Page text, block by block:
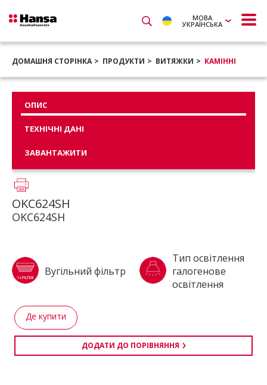
МОВА
УКРАЇНСЬКА
ДОМАШНЯ СТОРІНКА ПРОДУКТИ ВИТЯЖКИ КАМІННІ
ОПИС
ТЕХНІЧНІ ДАНІ
ЗАВАНТАЖИТИ
OKC624SH
OKC624SH
Вугільний фільтр
Тип освітлення
галогенове
освітлення
Де купити
ДОДАТИ ДО ПОРІВНЯННЯ